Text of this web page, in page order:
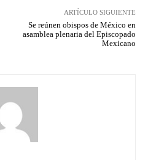
ARTÍCULO SIGUIENTE
Se reúnen obispos de México en
asamblea plenaria del Episcopado
Mexicano